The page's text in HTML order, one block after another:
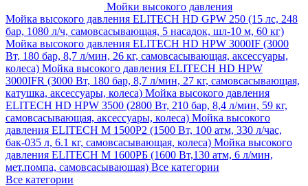
Мойки высокого давления
Мойка высокого давления ELITECH HD GPW 250 (15 лс, 248
бар, 1080 л/ч, самовсасывающая, 5 насадок, шл-10 м, 60 кг)
Мойка высокого давления ELITECH HD HPW 3000IF (3000
Вт, 180 бар, 8,7 л/мин, 26 кг, самовсасывающая, аксессуары,
колеса) Мойка высокого давления ELITECH HD HPW
3000IFR (3000 Вт, 180 бар, 8,7 л/мин, 27 кг, самовсасывающая,
катушка, аксессуары, колеса) Мойка высокого давления
ELITECH HD HPW 3500 (2800 Вт, 210 бар, 8,4 л/мин, 59 кг,
самовсасывающая, аксессуары, колеса) Мойка высокого
давления ELITECH M 1500P2 (1500 Вт, 100 атм, 330 л/час,
бак-035 л, 6.1 кг, самовсасывающая, колеса) Мойка высокого
давления ELITECH М 1600РБ (1600 Вт,130 атм, 6 л/мин,
мет.помпа, самовсасывающая) Все категории
Все категории